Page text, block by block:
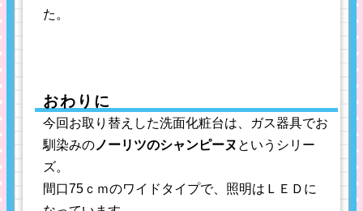
た。
おわりに
今回お取り替えした洗面化粧台は、ガス器具でお
馴染みの ノーリツのシャンピーヌ というシリー
ズ。
間口75ｃｍのワイドタイプで、照明はＬＥＤに